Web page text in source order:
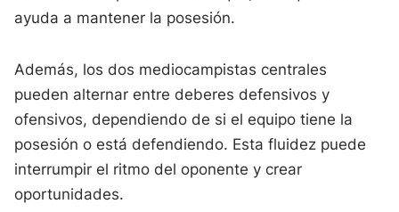
ayuda a mantener la posesión.
Además, los dos mediocampistas centrales
pueden alternar entre deberes defensivos y
ofensivos, dependiendo de si el equipo tiene la
posesión o está defendiendo. Esta fluidez puede
interrumpir el ritmo del oponente y crear
oportunidades.